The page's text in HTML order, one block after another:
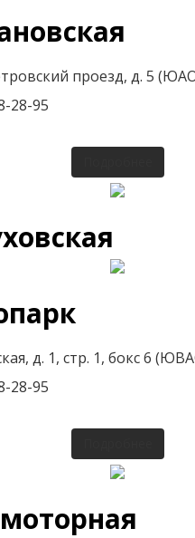
проезд, д. 5
28-95
д. 1, стр. 1, бокс 6
28-95